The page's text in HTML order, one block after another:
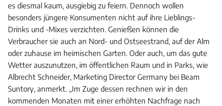
es diesmal kaum, ausgiebig zu feiern. Dennoch wollen
besonders jüngere Konsumenten nicht auf ihre Lieblings-
Drinks und -Mixes verzichten. Genießen können die
Verbraucher sie auch an Nord- und Ostseestrand, auf der Alm
oder zuhause im heimischen Garten. Oder auch, um das gute
Wetter auszunutzen, im öffentlichen Raum und in Parks, wie
Albrecht Schneider, Marketing Director Germany bei Beam
Suntory, anmerkt. „Im Zuge dessen rechnen wir in den
kommenden Monaten mit einer erhöhten Nachfrage nach